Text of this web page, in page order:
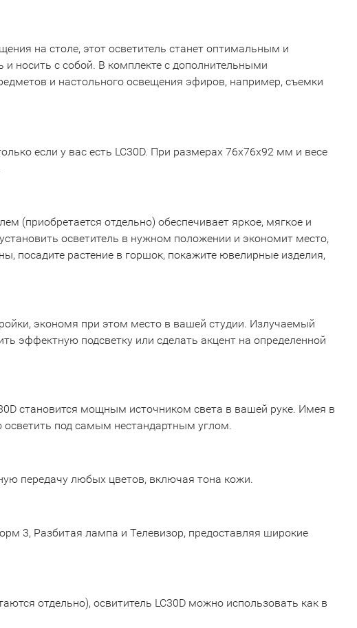
на столе, этот осветитель станет оптимальным и
носить с собой. В комплекте с дополнительными
и настольного освещения эфиров, например, съемки
если у вас есть LC30D. При размерах 76x76x92 мм и весе
(приобретается отдельно) обеспечивает яркое, мягкое и
осветитель в нужном положении и экономит место,
посадите растение в горшок, покажите ювелирные изделия,
экономя при этом место в вашей студии. Излучаемый
эффектную подсветку или сделать акцент на определенной
становится мощным источником света в вашей руке. Имея в
под самым нестандартным углом.
передачу любых цветов, включая тона кожи.
3, Разбитая лампа и Телевизор, предоставляя широкие
отдельно), освититель LC30D можно использовать как в